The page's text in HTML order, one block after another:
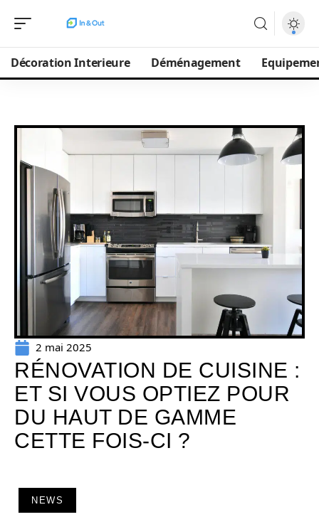
Décoration Interieure Déménagement
2 mai 2025
RÉNOVATION DE CUISINE :
ET SI VOUS OPTIEZ POUR
DU HAUT DE GAMME
CETTE FOIS-CI ?
NEWS